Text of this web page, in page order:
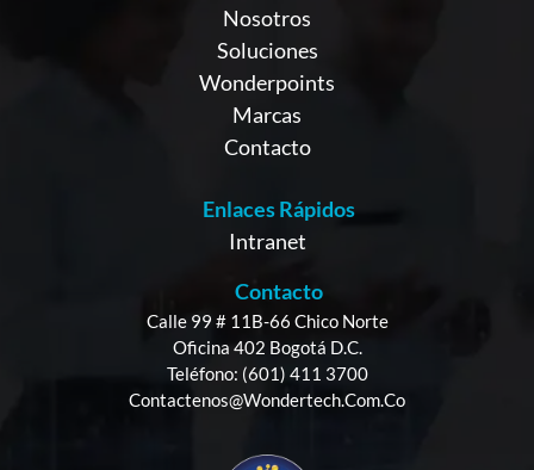
Nosotros
Soluciones
Wonderpoints
Marcas
Contacto
Enlaces Rápidos
Intranet
Contacto
Calle 99 # 11B-66 Chico Norte
Oficina 402 Bogotá D.C.
Teléfono: (601) 411 3700
Contactenos@wondertech.com.co